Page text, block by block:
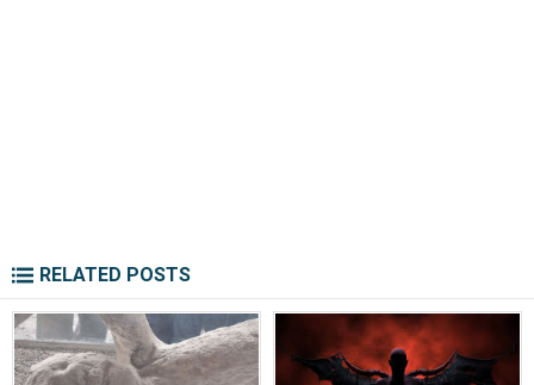
RELATED POSTS